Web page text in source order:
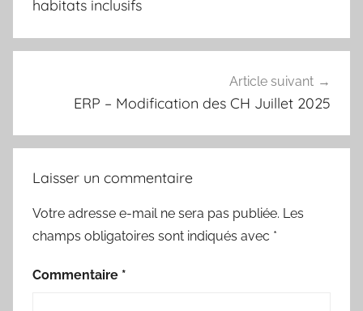
l’article
habitats inclusifs
Article suivant
ERP – Modification des CH Juillet 2025
Laisser un commentaire
Votre adresse e-mail ne sera pas publiée. Les
champs obligatoires sont indiqués avec *
Commentaire *